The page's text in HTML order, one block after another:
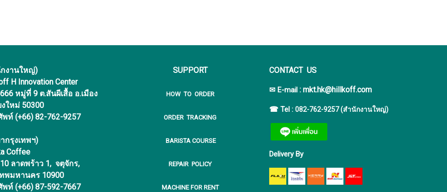
งานใหญ่)
H Innovation Center
หมู่ที่ 9 ต.สันผีเสื้อ อ.เมือง
งใหม่ 50300
ท์ (+66) 82-762-9257
กรุงเทพฯ)
Coffee
ลาดพร้าว 1, จตุจักร,
ทพมหานคร 10900
ท์ (+66) 87-592-7667
SUPPORT
HOW TO ORDER
ORDER TRACKING
BARISTA COURSE
REPAIR POLICY
MACHINE FOR RENT
CONTACT US
✉ E-mail:mkt.hk@hillkoff.com
☎ Tel : 082-762-9257 (สำนักงานใหญ่)
Delivery By